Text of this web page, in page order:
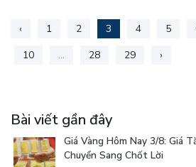
‹ 1 2 3 4 5
10
... 28 29 ›
Bài viết gần đây
Giá Vàng Hôm Nay 3/8: Giá
Chuyển Sang Chốt Lời